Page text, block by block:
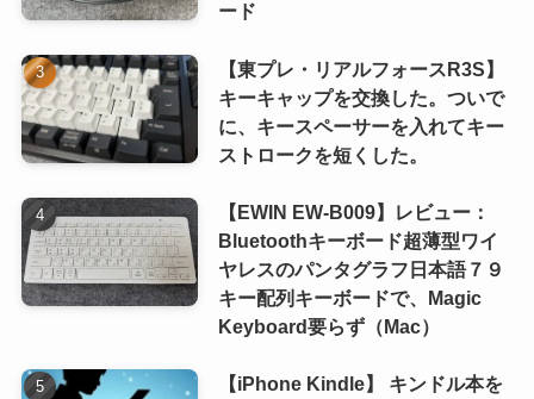
ード
【東プレ・リアルフォースR3S】
キーキャップを交換した。ついで
に、キースペーサーを入れてキー
ストロークを短くした。
【EWIN EW-B009】レビュー：
Bluetoothキーボード超薄型ワイ
ヤレスのパンタグラフ日本語７９
キー配列キーボードで、Magic
Keyboard要らず（Mac）
【iPhone Kindle】 キンドル本を